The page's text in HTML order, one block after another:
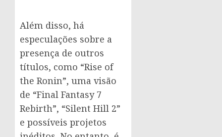
Além disso, há
especulações sobre a
presença de outros
títulos, como “Rise of
the Ronin”, uma visão
de “Final Fantasy 7
Rebirth”, “Silent Hill 2”
e possíveis projetos